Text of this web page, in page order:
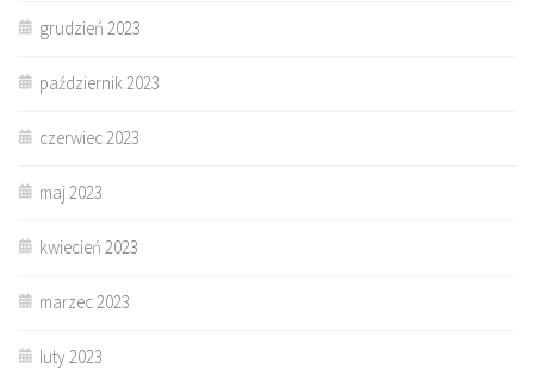
grudzień 2023
październik 2023
czerwiec 2023
maj 2023
kwiecień 2023
marzec 2023
luty 2023